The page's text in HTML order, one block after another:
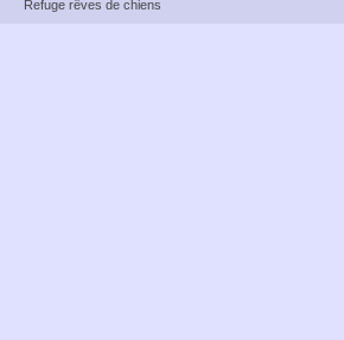
Refuge rêves de chiens